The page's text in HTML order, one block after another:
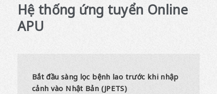
Hệ thống ứng tuyển Online
APU
Bắt đầu sàng lọc bệnh lao trước khi nhập
cảnh vào Nhật Bản (JPETS)